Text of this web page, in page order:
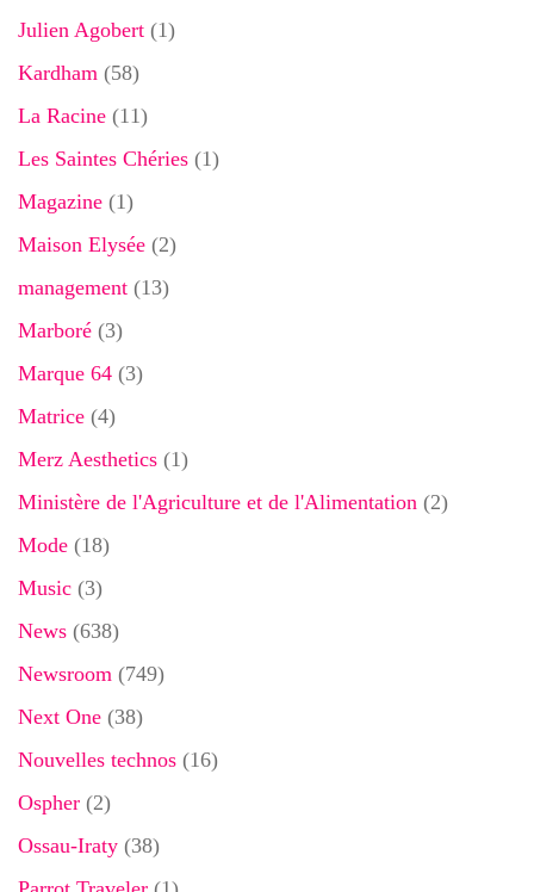
Julien Agobert (1)
Kardham (58)
La Racine (11)
Les Saintes Chéries (1)
Magazine (1)
Maison Elysée (2)
management (13)
Marboré (3)
Marque 64 (3)
Matrice (4)
Merz Aesthetics (1)
Ministère de l'Agriculture et de l'Alimentation (2)
Mode (18)
Music (3)
News (638)
Newsroom (749)
Next One (38)
Nouvelles technos (16)
Ospher (2)
Ossau-Iraty (38)